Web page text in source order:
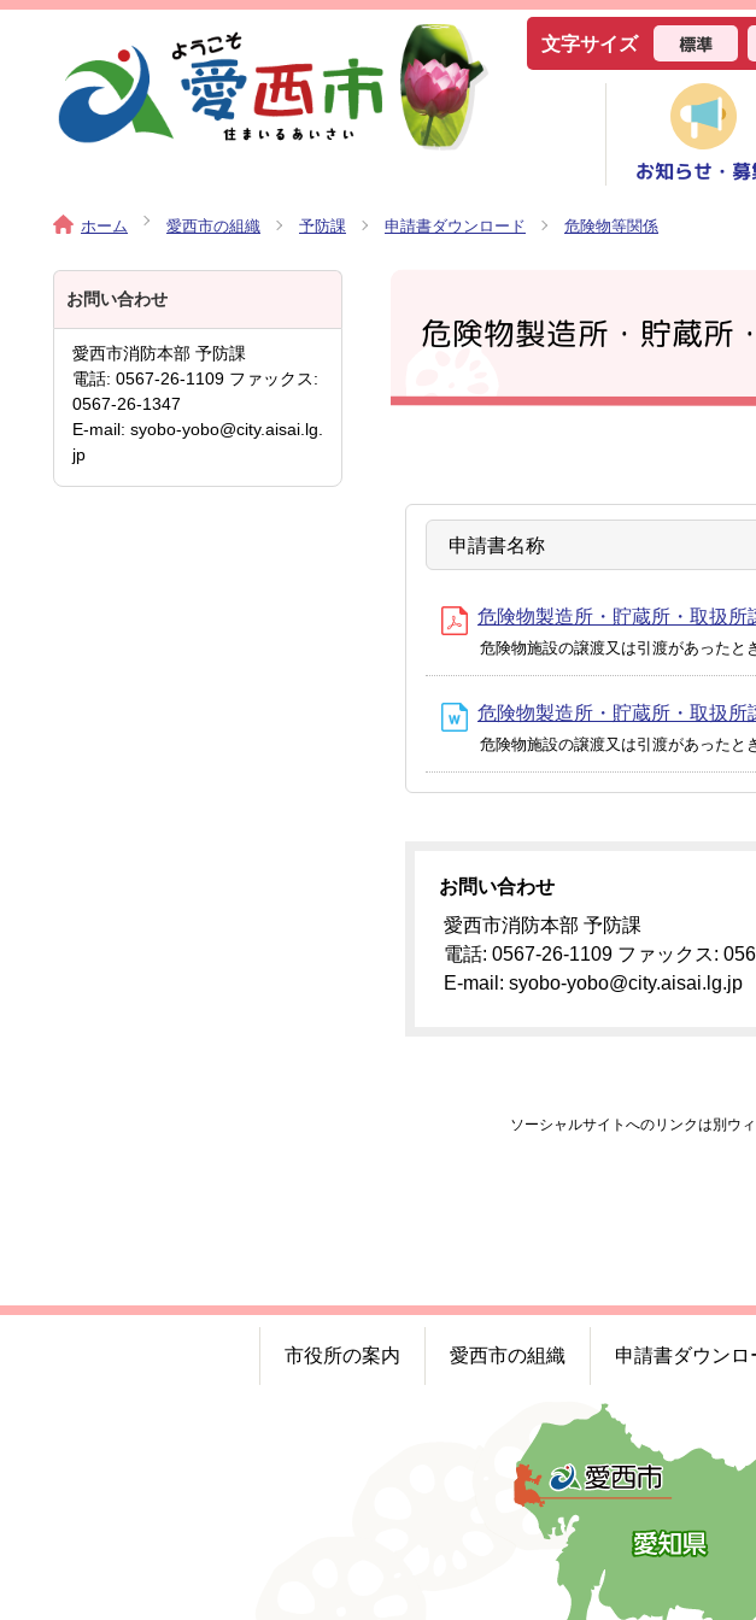
文字サイズ 標準
お知らせ・募
ホーム 愛西市の組織 予防課 申請書ダウンロード 危険物等関係
危険物製造所・貯蔵所
申請書名称
危険物製造所・貯蔵所・取扱
危険物施設の譲渡又は引渡があったと
危険物製造所・貯蔵所・取扱
危険物施設の譲渡又は引渡があったと
お問い合わせ
愛西市消防本部 予防課
電話: 0567-26-1109 ファックス:
E-mail: syobo-yobo@city.aisai.lg.jp
お問い合わせ
愛西市消防本部 予防課
電話: 0567-26-1109 ファックス:
0567-26-1347
E-mail: syobo-yobo@city.aisai.lg.
jp
ソーシャルサイトへのリンクは別ウ
市役所の案内 愛西市の組織 申請書ダウンロ